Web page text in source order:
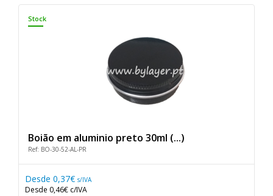
Stock
Boião em aluminio preto 30ml (...)
Ref: BO-30-52-AL-PR
Desde 0,37€ s/IVA
Desde 0,46€ c/IVA